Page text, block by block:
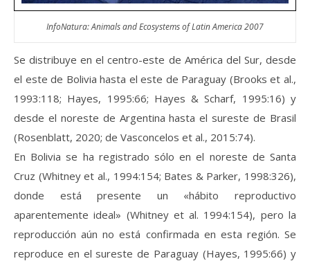
InfoNatura: Animals and Ecosystems of Latin America 2007
Se distribuye en el centro-este de América del Sur, desde
el este de Bolivia hasta el este de Paraguay (Brooks et al.,
1993:118; Hayes, 1995:66; Hayes & Scharf, 1995:16) y
desde el noreste de Argentina hasta el sureste de Brasil
(Rosenblatt, 2020; de Vasconcelos et al., 2015:74).
En Bolivia se ha registrado sólo en el noreste de Santa
Cruz (Whitney et al., 1994:154; Bates & Parker, 1998:326),
donde está presente un «hábito reproductivo
aparentemente ideal» (Whitney et al. 1994:154), pero la
reproducción aún no está confirmada en esta región. Se
reproduce en el sureste de Paraguay (Hayes, 1995:66) y